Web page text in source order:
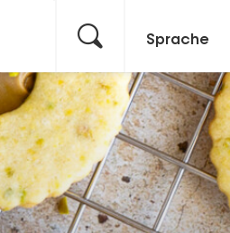
Sprache